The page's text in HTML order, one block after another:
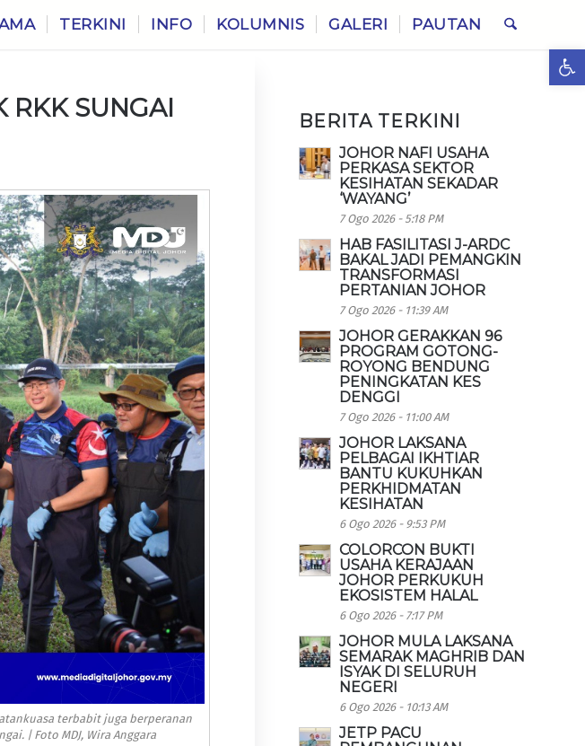
TERKINI INFO KOLUMNIS GALERI PAUTAN
RKK SUNGAI
terbabit juga berperanan
| Foto MDJ, Wira Anggara
BERITA TERKINI
JOHOR NAFI USAHA
PERKASA SEKTOR
KESIHATAN SEKADAR
‘WAYANG’
7 Ogo 2026 - 5:18 PM
HAB FASILITASI J-ARDC
BAKAL JADI PEMANGKIN
TRANSFORMASI
PERTANIAN JOHOR
7 Ogo 2026 - 11:39 AM
JOHOR GERAKKAN 96
PROGRAM GOTONG-
ROYONG BENDUNG
PENINGKATAN KES
DENGGI
7 Ogo 2026 - 11:00 AM
JOHOR LAKSANA
PELBAGAI IKHTIAR
BANTU KUKUHKAN
PERKHIDMATAN
KESIHATAN
6 Ogo 2026 - 9:53 PM
COLORCON BUKTI
USAHA KERAJAAN
JOHOR PERKUKUH
EKOSISTEM HALAL
6 Ogo 2026 - 7:17 PM
JOHOR MULA LAKSANA
SEMARAK MAGHRIB DAN
ISYAK DI SELURUH
NEGERI
6 Ogo 2026 - 10:13 AM
JETP PACU